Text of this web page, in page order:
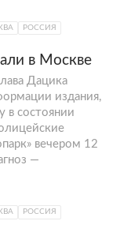
РОССИЯ
в Москве
Дацика
издания,
в состоянии
вечером 12
—
РОССИЯ